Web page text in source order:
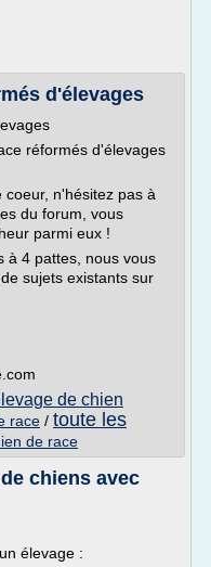
d'élevages
réformés d'élevages
n'hésitez pas à
du forum, vous
parmi eux !
à 4 pattes, nous vous
sujets existants sur
de chien
race / toute les
de race
chiens avec
élevage :